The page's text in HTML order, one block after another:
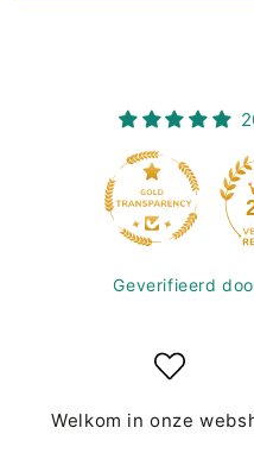
Geverifieerd
Welkom in onze